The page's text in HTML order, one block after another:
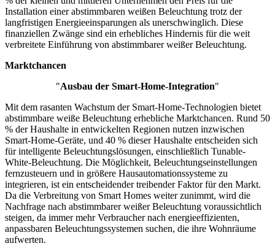
Installation einer abstimmbaren weißen Beleuchtung trotz der
langfristigen Energieeinsparungen als unerschwinglich. Diese
finanziellen Zwänge sind ein erhebliches Hindernis für die weit
verbreitete Einführung von abstimmbarer weißer Beleuchtung.
Marktchancen
"Ausbau der Smart-Home-Integration"
Mit dem rasanten Wachstum der Smart-Home-Technologien bietet
abstimmbare weiße Beleuchtung erhebliche Marktchancen. Rund 50
% der Haushalte in entwickelten Regionen nutzen inzwischen
Smart-Home-Geräte, und 40 % dieser Haushalte entscheiden sich
für intelligente Beleuchtungslösungen, einschließlich Tunable-
White-Beleuchtung. Die Möglichkeit, Beleuchtungseinstellungen
fernzusteuern und in größere Hausautomationssysteme zu
integrieren, ist ein entscheidender treibender Faktor für den Markt.
Da die Verbreitung von Smart Homes weiter zunimmt, wird die
Nachfrage nach abstimmbarer weißer Beleuchtung voraussichtlich
steigen, da immer mehr Verbraucher nach energieeffizienten,
anpassbaren Beleuchtungssystemen suchen, die ihre Wohnräume
aufwerten.